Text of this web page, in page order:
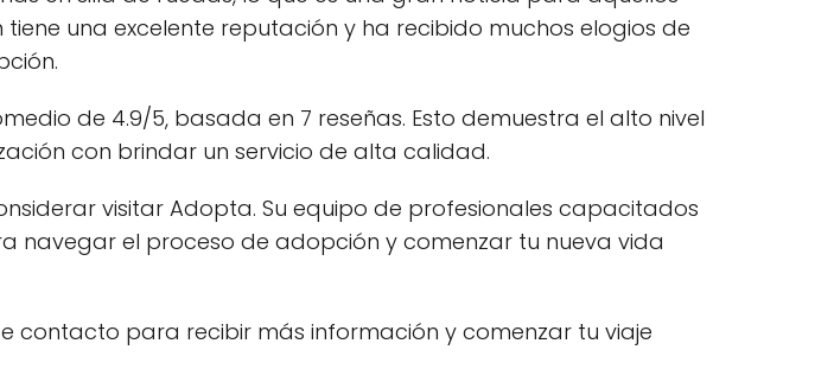
una excelente reputación y ha recibido muchos elogios de
de 4.9/5, basada en 7 reseñas. Esto demuestra el alto nivel
con brindar un servicio de alta calidad.
visitar Adopta. Su equipo de profesionales capacitados
navegar el proceso de adopción y comenzar tu nueva vida
contacto para recibir más información y comenzar tu viaje